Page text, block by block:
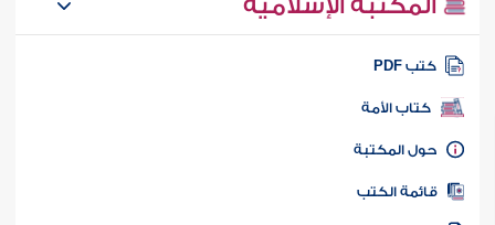
المكتبة الإسلامية
كتب PDF
كتاب الأمة
المكتبة